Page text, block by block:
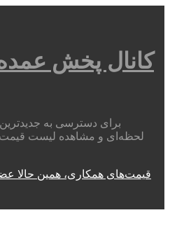
کانال پخش
برای دسترسی به
لحظه‌ای و مشاهده لیست
قیمت‌های همکاری، همین حالا